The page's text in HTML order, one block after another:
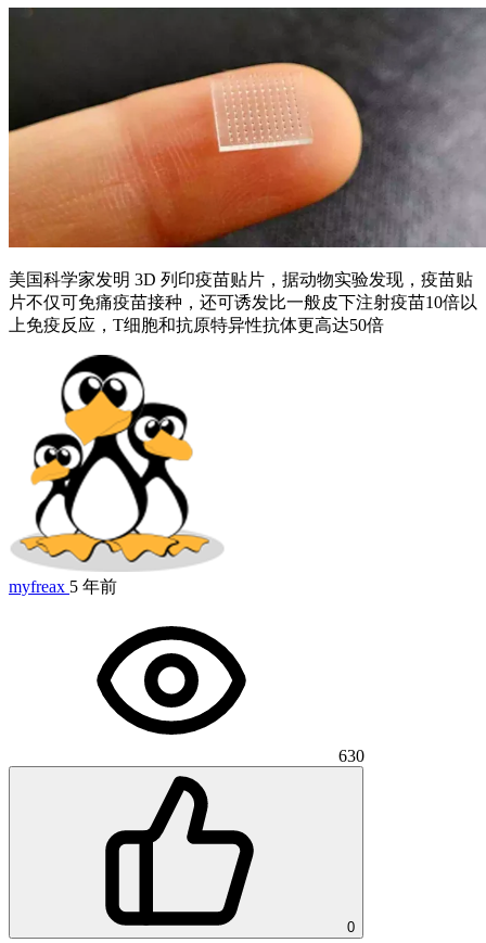
美国科学家发明 3D 列印疫苗贴片，据动物实验发现，疫苗贴
片不仅可免痛疫苗接种，还可诱发比一般皮下注射疫苗10倍以
上免疫反应，T细胞和抗原特异性抗体更高达50倍
myfreax 5 年前
630
0